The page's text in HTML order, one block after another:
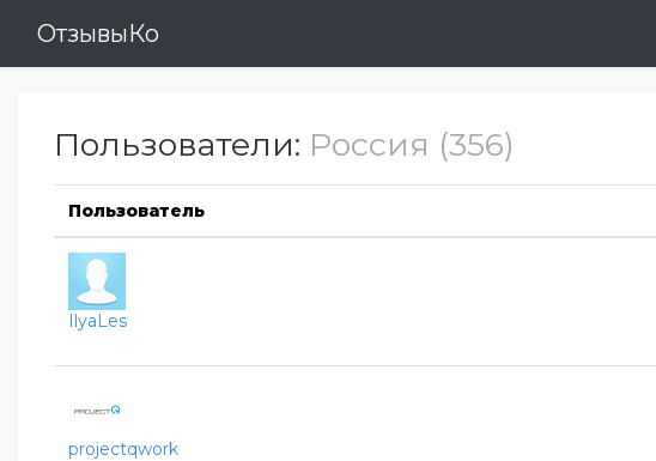
ОтзывыКо
Пользователи: Россия (356)
Пользователь
IlyaLes
projectqwork